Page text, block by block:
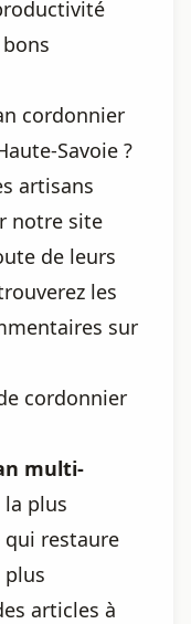
cordonnier
Savoie ?
artisans
notre site
de leurs
les
sur
cordonnier
multi-
plus
qui restaure
plus
articles à